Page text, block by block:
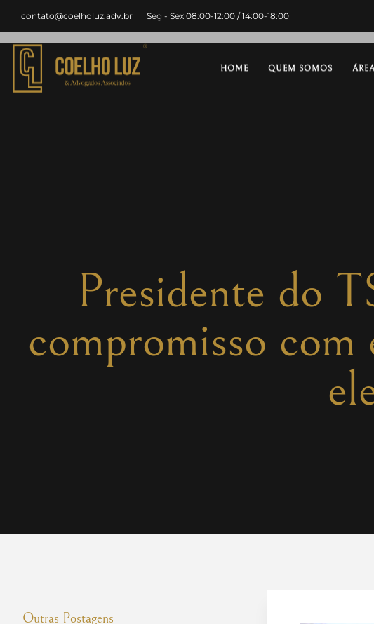
contato@coelholuz.adv.br Seg - Sex 08:00-12:00 / 14:00-18:00
HOME QUEM SOMOS
Presidente do
compromisso com
Outras Postagens